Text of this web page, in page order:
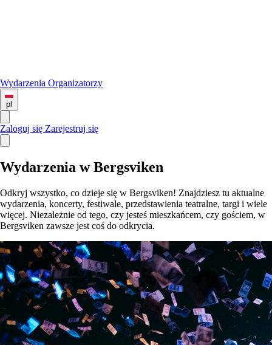
Wydarzenia Organizatorzy
pl
Zaloguj się Zarejestruj się
Wydarzenia w Bergsviken
Odkryj wszystko, co dzieje się w Bergsviken! Znajdziesz tu aktualne
wydarzenia, koncerty, festiwale, przedstawienia teatralne, targi i wiele
więcej. Niezależnie od tego, czy jesteś mieszkańcem, czy gościem, w
Bergsviken zawsze jest coś do odkrycia.